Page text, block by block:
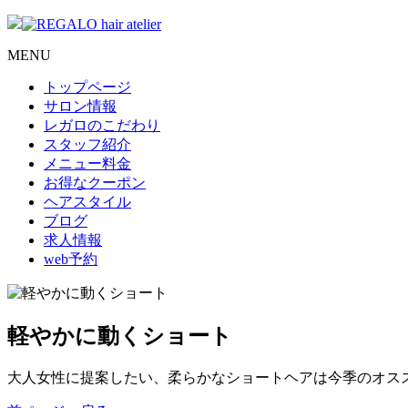
MENU
トップページ
サロン情報
レガロのこだわり
スタッフ紹介
メニュー料金
お得なクーポン
ヘアスタイル
ブログ
求人情報
web予約
軽やかに動くショート
大人女性に提案したい、柔らかなショートヘアは今季のオス